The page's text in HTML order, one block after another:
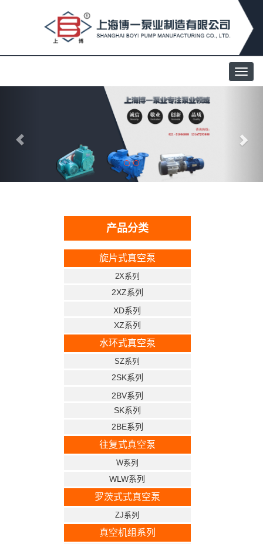
产品分类
旋片式真空泵
2X系列
2XZ系列
XD系列
XZ系列
水环式真空泵
SZ系列
2SK系列
2BV系列
SK系列
2BE系列
往复式真空泵
W系列
WLW系列
罗茨式式真空泵
ZJ系列
真空机组系列